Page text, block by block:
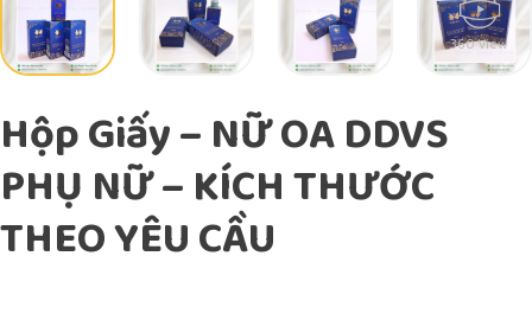
360 View
Hộp Giấy – NỮ OA DDVS
PHỤ NỮ – KÍCH THƯỚC
THEO YÊU CẦU